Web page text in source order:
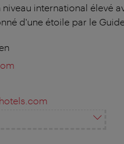
international élevé
d'une étoile par le